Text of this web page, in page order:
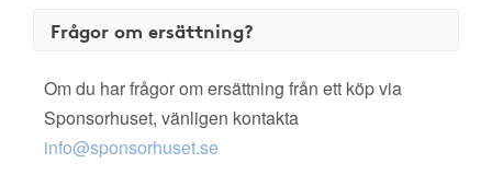
Frågor om ersättning?
Om du har frågor om ersättning från ett köp via
Sponsorhuset, vänligen kontakta
info@sponsorhuset.se